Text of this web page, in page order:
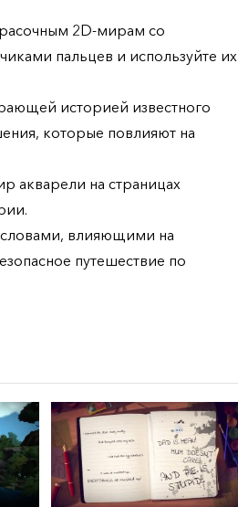
2D-мирам со
пальцев и используйте их
историей известного
которые повлияют на
акварели на страницах
словами, влияющими на
путешествие по